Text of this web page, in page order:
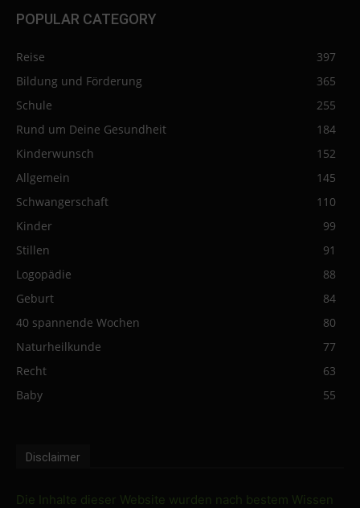
POPULAR CATEGORY
Reise
397
Bildung und Förderung
365
Schule
255
Rund um Deine Gesundheit
184
Kinderwunsch
152
Allgemein
145
Schwangerschaft
110
Kinder
99
Stillen
91
Logopädie
88
Geburt
84
40 spannende Wochen
80
Naturheilkunde
77
Recht
63
Baby
55
Disclaimer
Die Inhalte dieser Website wurden nach bestem Wissen